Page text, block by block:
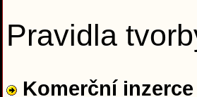
Pravidla
Komerční inzerce